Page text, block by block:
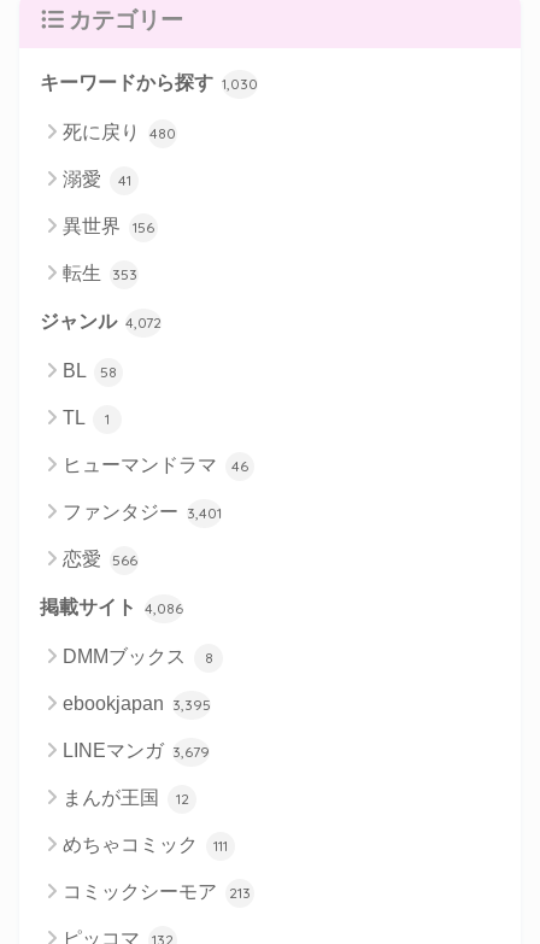
カテゴリー
キーワードから探す 1,030
死に戻り 480
溺愛 41
異世界 156
転生 353
ジャンル 4,072
BL 58
TL 1
ヒューマンドラマ 46
ファンタジー 3,401
恋愛 566
掲載サイト 4,086
DMMブックス 8
ebookjapan 3,395
LINEマンガ 3,679
まんが王国 12
めちゃコミック 111
コミックシーモア 213
ピッコマ 132